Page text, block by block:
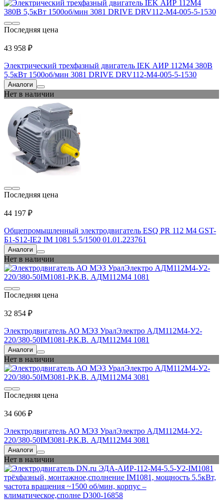
Последняя цена
43 958 ₽
Электрический трехфазный двигатель IEK АИР 112M4 380В
5,5кВт 1500об/мин 3081 DRIVE DRV112-M4-005-5-1530
Аналоги
Нет в наличии
Последняя цена
44 197 ₽
Общепромышленный электродвигатель ESQ PR 112 M4 GST-
Б1-S12-IE2 IM 1081 5.5/1500 01.01.223761
Аналоги
Нет в наличии
Последняя цена
32 854 ₽
Электродвигатель АО МЭЗ УралЭлектро АДМ112М4-У2-
220/380-50IM1081-Р.К.В. АДМ112М4 1081
Аналоги
Нет в наличии
Последняя цена
34 606 ₽
Электродвигатель АО МЭЗ УралЭлектро АДМ112М4-У2-
220/380-50IM3081-Р.К.В. АДМ112М4 3081
Аналоги
Нет в наличии